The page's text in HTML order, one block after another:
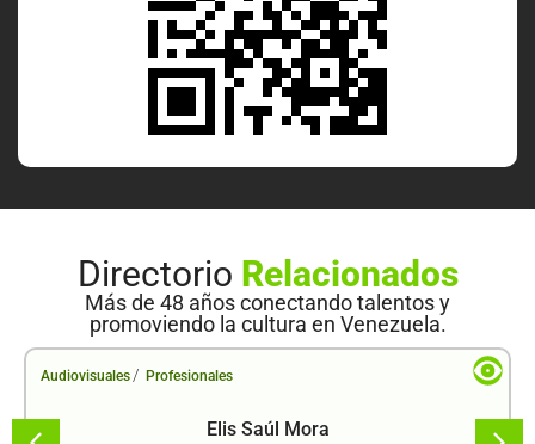
Directorio Relacionados
Más de 48 años conectando talentos y
promoviendo la cultura en Venezuela.
Audiovisuales / Profesionales
Elis Saúl Mora